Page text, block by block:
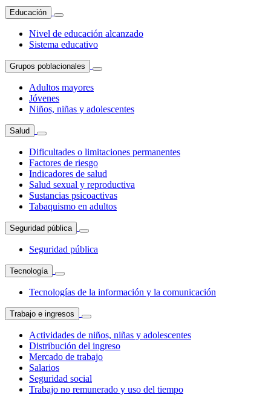
Educación
Nivel de educación alcanzado
Sistema educativo
Grupos poblacionales
Adultos mayores
Jóvenes
Niños, niñas y adolescentes
Salud
Dificultades o limitaciones permanentes
Factores de riesgo
Indicadores de salud
Salud sexual y reproductiva
Sustancias psicoactivas
Tabaquismo en adultos
Seguridad pública
Seguridad pública
Tecnología
Tecnologías de la información y la comunicación
Trabajo e ingresos
Actividades de niños, niñas y adolescentes
Distribución del ingreso
Mercado de trabajo
Salarios
Seguridad social
Trabajo no remunerado y uso del tiempo